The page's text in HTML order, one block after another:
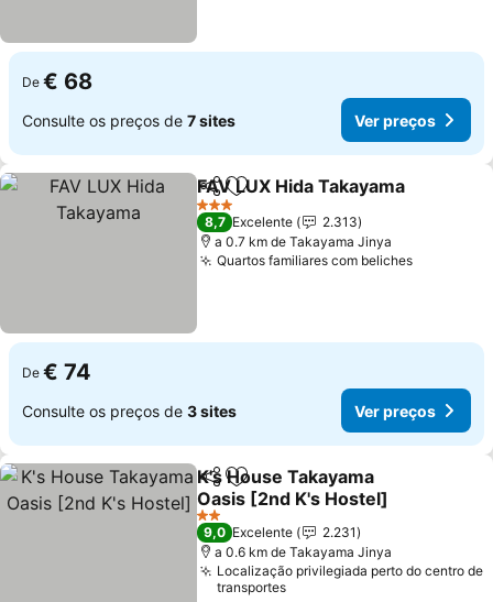
De € 68
Consulte os preços de 7 sites Ver preços
PartilharAdicionar aos favoritos
FAV LUX Hida Takayama
3 Estrelas
8,7 Excelente
2.313
a 0.7 km de Takayama Jinya
Quartos familiares com belichesVer
De € 74
Consulte os preços de 3 sites Ver preços
PartilharAdicionar aos favoritos
K's House Takayama
Oasis [2nd K's Hostel]
Ver preços
2 Estrelas
9,0 Excelente
2.231
a 0.6 km de Takayama Jinya
Localização privilegiada perto do centro de
transportes